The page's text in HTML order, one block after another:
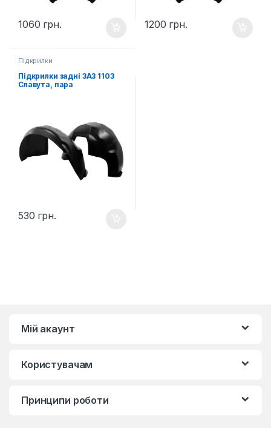
1060 грн. 1200 грн.
Підкрилки
Підкрилки задні ЗАЗ 1103
Славута, пара
530 грн.
Мій акаунт
Користувачам
Принципи роботи